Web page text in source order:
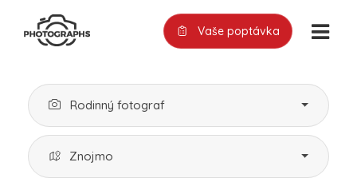
Vaše poptávka
Rodinný fotograf
Znojmo